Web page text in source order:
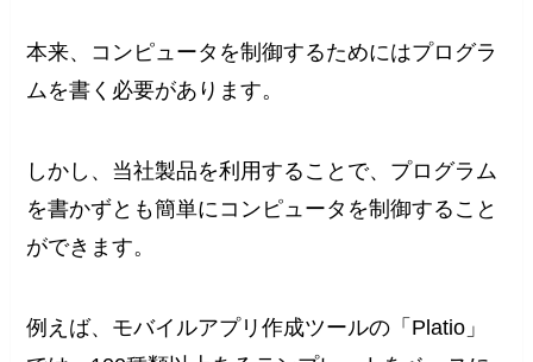
本来、コンピュータを制御するためにはプログラ
ムを書く必要があります。
しかし、当社製品を利用することで、プログラム
を書かずとも簡単にコンピュータを制御すること
ができます。
例えば、モバイルアプリ作成ツールの「Platio」